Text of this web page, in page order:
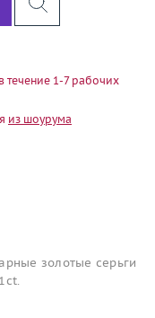
в течение 1-7 рабочих
из шоурума
золотые серьги